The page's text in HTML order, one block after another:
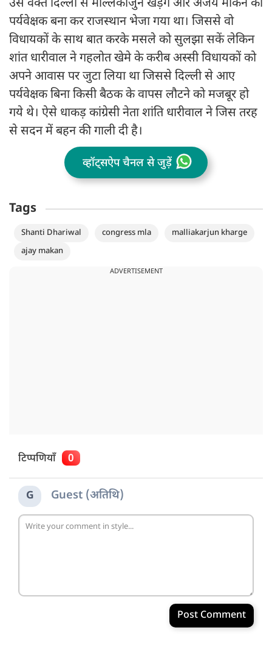
उस वक्त दिल्ली से मल्लिकार्जुन खड़गे और अजय माकन को
पर्यवेक्षक बना कर राजस्थान भेजा गया था। जिससे वो
विधायकों के साथ बात करके मसले को सुलझा सकें लेकिन
शांत धारीवाल ने गहलोत खेमे के करीब अस्सी विधायकों को
अपने आवास पर जुटा लिया था जिससे दिल्ली से आए
पर्यवेक्षक बिना किसी बैठक के वापस लौटने को मजबूर हो
गये थे। ऐसे धाकड़ कांग्रेसी नेता शांति धारीवाल ने जिस तरह
से सदन में बहन की गाली दी है।
व्हॉट्सऐप चैनल से जुड़ें
Tags
Shanti Dhariwal congress mla
malliakarjun kharge
ajay makan
ADVERTISEMENT
टिप्पणियाँ 0
G Guest (अतिथि)
Post Comment